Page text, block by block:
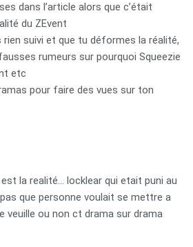
dans l’article alors que c’était
du ZEvent
rien suivi et que tu déformes la réalité,
rumeurs sur pourquoi Squeezie
etc
pour faire des vues sur ton
la realité… locklear qui etait puni au
que personne voulait se mettre a
veuille ou non ct drama sur drama